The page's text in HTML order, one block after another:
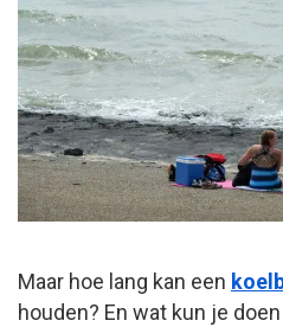
Maar hoe lang kan een
houden? En wat kun je